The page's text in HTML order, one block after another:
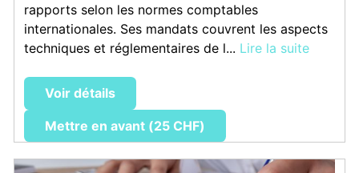
rapports selon les normes comptables
internationales. Ses mandats couvrent les aspects
techniques et réglementaires de l... Lire la suite
Voir détails
Mettre en avant (25 CHF)